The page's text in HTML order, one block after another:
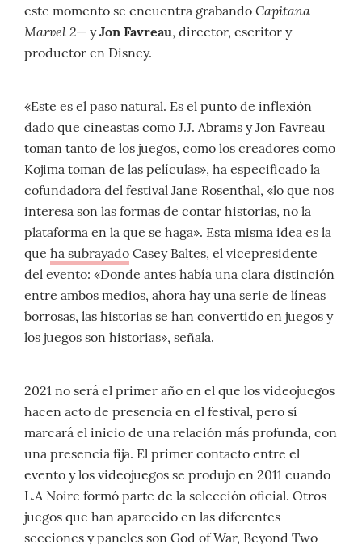
este momento se encuentra grabando Capitana
Marvel 2— yJon Favreau, director, escritor y
productor en Disney.
«Este es el paso natural. Es el punto de inflexión
dado que cineastas como J.J. Abrams y Jon Favreau
toman tanto de los juegos, como los creadores como
Kojima toman de las películas», ha especificado la
cofundadora del festival Jane Rosenthal, «lo que nos
interesa son las formas de contar historias, no la
plataforma en la que se haga». Esta misma idea es la
que ha subrayado Casey Baltes, el vicepresidente
del evento: «Donde antes había una clara distinción
entre ambos medios, ahora hay una serie de líneas
borrosas, las historias se han convertido en juegos y
los juegos son historias», señala.
2021 no será el primer año en el que los videojuegos
hacen acto de presencia en el festival, pero sí
marcará el inicio de una relación más profunda, con
una presencia fija. El primer contacto entre el
evento y los videojuegos se produjo en 2011 cuando
L.A Noire formó parte de la selección oficial. Otros
juegos que han aparecido en las diferentes
secciones y paneles son God of War, Beyond Two